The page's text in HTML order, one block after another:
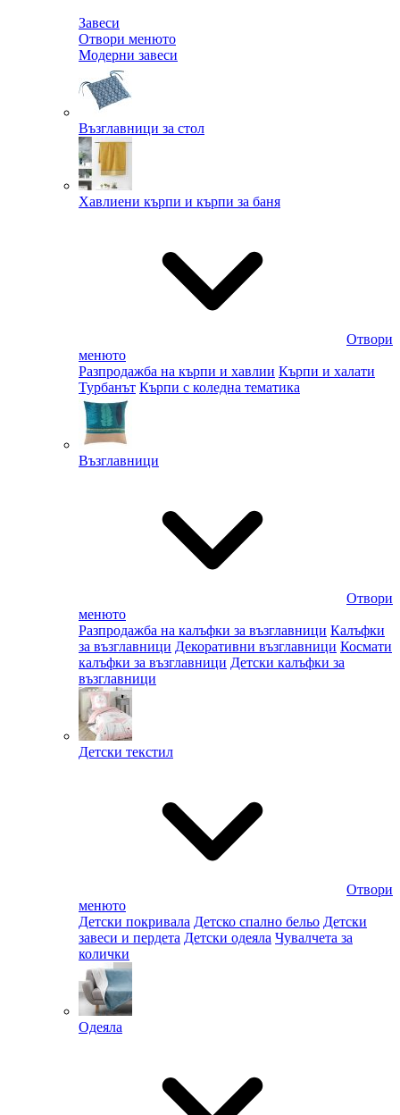
Завеси
Отвори менюто
Модерни завеси
Възглавници за стол
Хавлиени кърпи и кърпи за баня
Отвори
менюто
Разпродажба на кърпи и хавлии Кърпи и халати
Турбанът Кърпи с коледна тематика
Възглавници
Отвори
менюто
Разпродажба на калъфки за възглавници Калъфки
за възглавници Декоративни възглавници Космати
калъфки за възглавници Детски калъфки за
възглавници
Детски текстил
Отвори
менюто
Детски покривала Детско спално бельо Детски
завеси и пердета Детски одеяла Чувалчета за
колички
Одеяла